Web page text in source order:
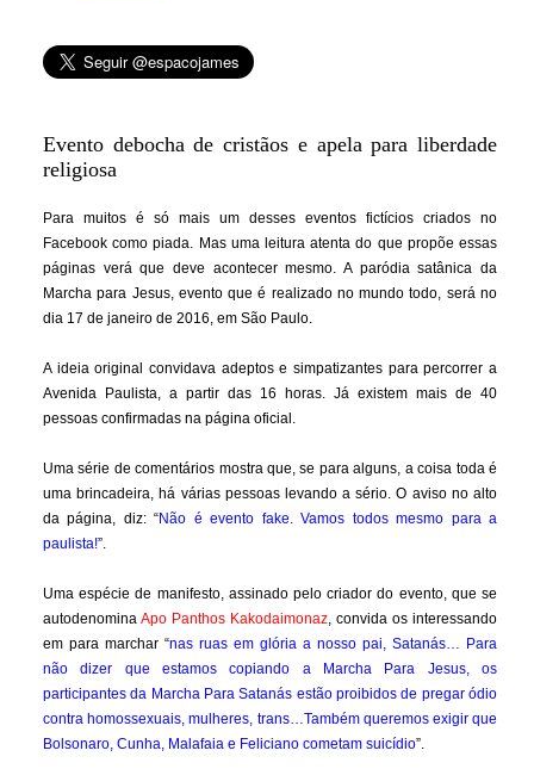
Evento debocha de cristãos e apela para liberdade
religiosa
Para muitos é só mais um desses eventos fictícios criados no
Facebook como piada. Mas uma leitura atenta do que propõe essas
páginas verá que deve acontecer mesmo. A paródia satânica da
Marcha para Jesus, evento que é realizado no mundo todo, será no
dia 17 de janeiro de 2016, em São Paulo.
A ideia original convidava adeptos e simpatizantes para percorrer a
Avenida Paulista, a partir das 16 horas. Já existem mais de 40
pessoas confirmadas na página oficial.
Uma série de comentários mostra que, se para alguns, a coisa toda é
uma brincadeira, há várias pessoas levando a sério. O aviso no alto
da página, diz: “Não é evento fake. Vamos todos mesmo para a
paulista!”.
Uma espécie de manifesto, assinado pelo criador do evento, que se
autodenomina Apo Panthos Kakodaimonaz, convida os interessando
em para marchar “nas ruas em glória a nosso pai, Satanás… Para
não dizer que estamos copiando a Marcha Para Jesus, os
participantes da Marcha Para Satanás estão proibidos de pregar ódio
contra homossexuais, mulheres, trans…Também queremos exigir que
Bolsonaro, Cunha, Malafaia e Feliciano cometam suicídio”.